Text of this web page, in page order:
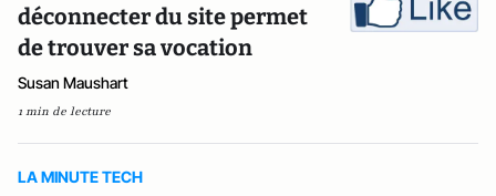
déconnecter du site permet
de trouver sa vocation
Susan Maushart
1 min de lecture
LA MINUTE TECH